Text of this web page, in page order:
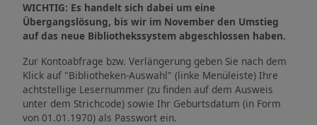
WICHTIG: Es handelt sich dabei um eine
Übergangslösung, bis wir im November den Umstieg
auf das neue Bibliothekssystem abgeschlossen haben.
Zur Kontoabfrage bzw. Verlängerung geben Sie nach dem
Klick auf "Bibliotheken-Auswahl" (linke Menüleiste) Ihre
achtstellige Lesernummer (zu finden auf dem Ausweis
unter dem Strichcode) sowie Ihr Geburtsdatum (in Form
von 01.01.1970) als Passwort ein.